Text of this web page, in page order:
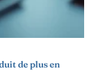
de plus en